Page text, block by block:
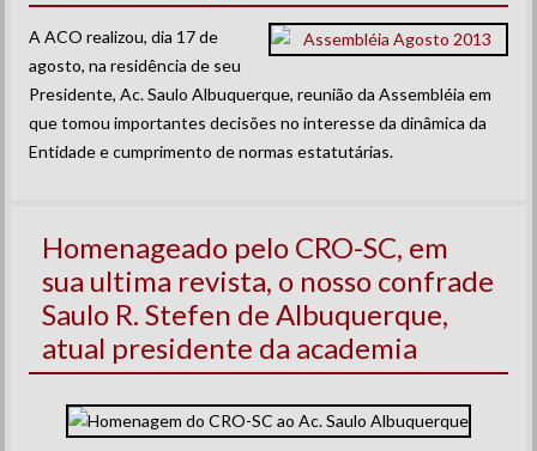
A ACO realizou, dia 17 de
agosto, na residência de seu
Presidente, Ac. Saulo Albuquerque, reunião da Assembléia em
que tomou importantes decisões no interesse da dinâmica da
Entidade e cumprimento de normas estatutárias.
Homenageado pelo CRO-SC, em
sua ultima revista, o nosso confrade
Saulo R. Stefen de Albuquerque,
atual presidente da academia